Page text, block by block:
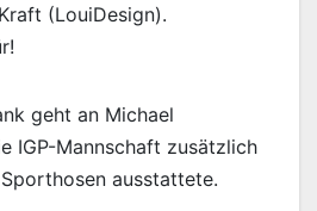
(LouiDesign).
geht an Michael
IGP-Mannschaft zusätzlich
ausstattete.